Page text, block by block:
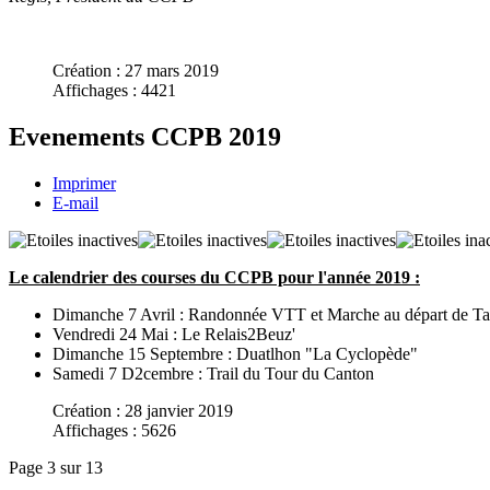
Création : 27 mars 2019
Affichages : 4421
Evenements CCPB 2019
Imprimer
E-mail
Le calendrier des courses du CCPB pour l'année 2019 :
Dimanche 7 Avril : Randonnée VTT et Marche au départ de
Vendredi 24 Mai : Le Relais2Beuz'
Dimanche 15 Septembre : Duatlhon "La Cyclopède"
Samedi 7 D2cembre : Trail du Tour du Canton
Création : 28 janvier 2019
Affichages : 5626
Page 3 sur 13